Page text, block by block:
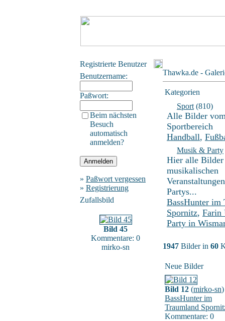
Registrierte Benutzer
Benutzername:
Paßwort:
Beim nächsten
Besuch
automatisch
anmelden?
» Paßwort vergessen
» Registrierung
Zufallsbild
Bild 45
Kommentare: 0
mirko-sn
Thawka.de -
Kategorien
Sport (810)
Alle Bilder
Sportbereich
Handball,
Musik & Party
Hier alle
musikalischen
Partys...
BassHunter im
Spornitz, Farin
Party in
1947 Bilder in 60
Neue Bilder
Bild 12 (mirko-sn)
BassHunter im
Traumland
Kommentare: 0